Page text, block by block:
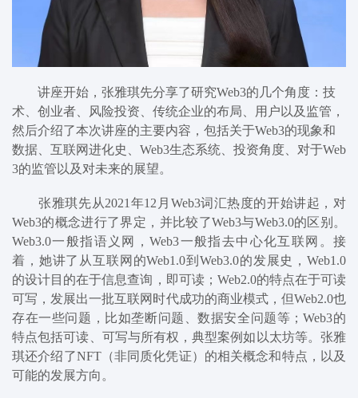
讲座开始，张雅琪先分享了研究Web3的几个角度：技
术、创业者、风险投资、传统企业的布局、用户以及监管，
然后介绍了本次讲座的主要内容 ， 包括关于Web3的现象和
数据
互联网进化史 Web3生态系统 投资角度
对于Web
3的监管以及对未来的展望。
张雅琪先从2021年12月Web3词汇热度的开始讲起，对
Web3的概念进行了界定 ，并比较了Web3与Web3.0的区别。
Web3.0一般指语义网，Web3一般指去中心化互联网。接
着 ，她讲了 从互联网的Web1.0到Web3.0的发展史，Web1.0
的设计目的在于信息查询，即可读； Web2.0的特点在于可读
可写，发展出一批互联网时代成功的商业模式， 但Web2.0也
存在一些问题，比如垄断问题、数据安全问题等 ；Web3的
特点包括可读、可写与所有权，典型案例如 以太坊等。张雅
琪还介绍了NFT（非同质化凭证）的相关概念和特点，以及
可能的发展方向。